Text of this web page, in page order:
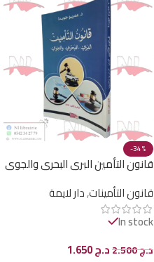
-34%
قانون التأمين البري البحري والجوي
قانون التأمينات,دار لايمة
In stock
د.ج2.500 د.ج